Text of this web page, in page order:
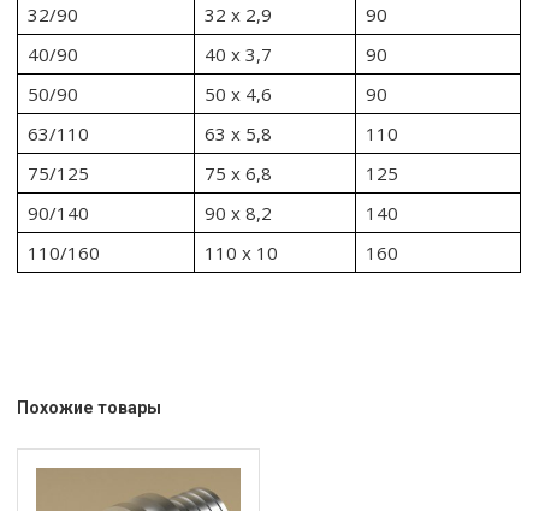
32/90
32 х 2,9
90
40/90
40 х 3,7
90
50/90
50 х 4,6
90
63/110
63 х 5,8
110
75/125
75 х 6,8
125
90/140
90 х 8,2
140
110/160
110 х 10 160
Похожие товары